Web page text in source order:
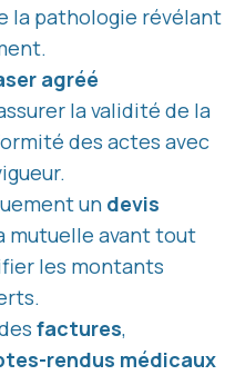
la pathologie révélant
agréé
la validité de la
des actes avec
un devis
mutuelle avant tout
les montants
factures,
rendus médicaux